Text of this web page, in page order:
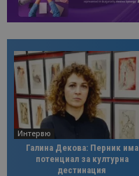
Интервю
Галина Декова: Перник има
потенциал за културна
дестинация